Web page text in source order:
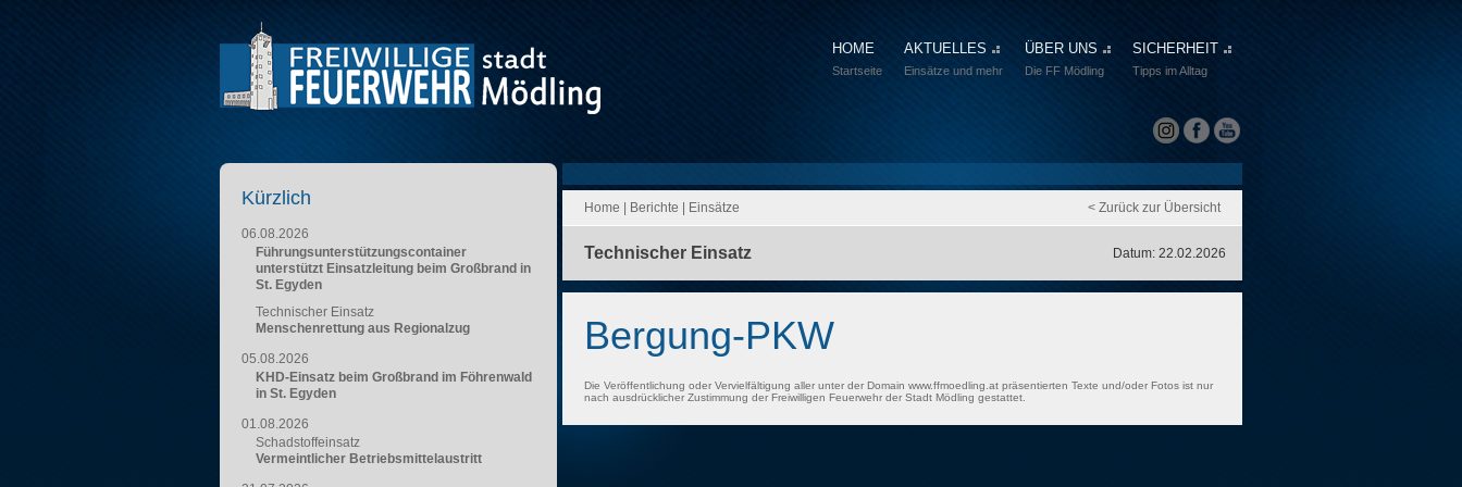
HOME
Startseite
AKTUELLES
Einsätze und mehr
ÜBER UNS
Die FF Mödling
SICHERHEIT
Tipps im Alltag
Home Berichte Einsätze < Zurück zur Übersicht
Technischer Einsatz Datum: 22.02.2026
Bergung-PKW
Die Veröffentlichung oder Vervielfältigung aller unter der Domain www.ffmoedling.at präsentierten Texte und/oder Fotos ist nur
nach ausdrücklicher Zustimmung der Freiwilligen Feuerwehr der Stadt Mödling gestattet.
Kürzlich
06.08.2026
Führungsunterstützungscontainer
unterstützt Einsatzleitung beim Großbrand in
St. Egyden
Technischer Einsatz
Menschenrettung aus Regionalzug
05.08.2026
KHD-Einsatz beim Großbrand im Föhrenwald
in St. Egyden
01.08.2026
Schadstoffeinsatz
Vermeintlicher Betriebsmittelaustritt